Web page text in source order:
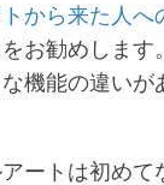
から来た人へ
お勧めします
機能の違いが
ートは初めて